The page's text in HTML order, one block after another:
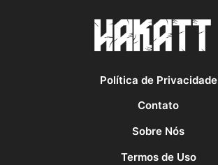
Política de Privacidade
Contato
Sobre Nós
Termos de Uso